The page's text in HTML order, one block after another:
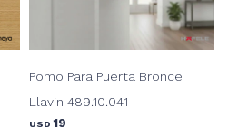
Pomo Para Puerta Bronce
Llavin 489.10.041
USD 19